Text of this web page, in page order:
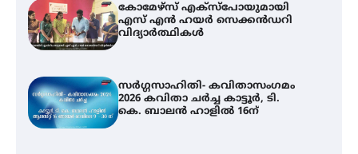
കോമേഴ്സ് എക്സ്പോയുമായി
എസ് എൻ ഹയർ സെക്കൻഡറി
വിദ്യാർത്ഥികൾ
സർഗ്ഗസാഹിതി- കവിതാസംഗമം
2026 കവിതാ ചർച്ച കാട്ടൂർ, ടി.
കെ. ബാലൻ ഹാളിൽ 16ന്